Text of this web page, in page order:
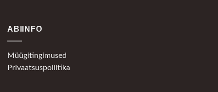
ABIINFO
Müügitingimused
Privaatsuspoliitika